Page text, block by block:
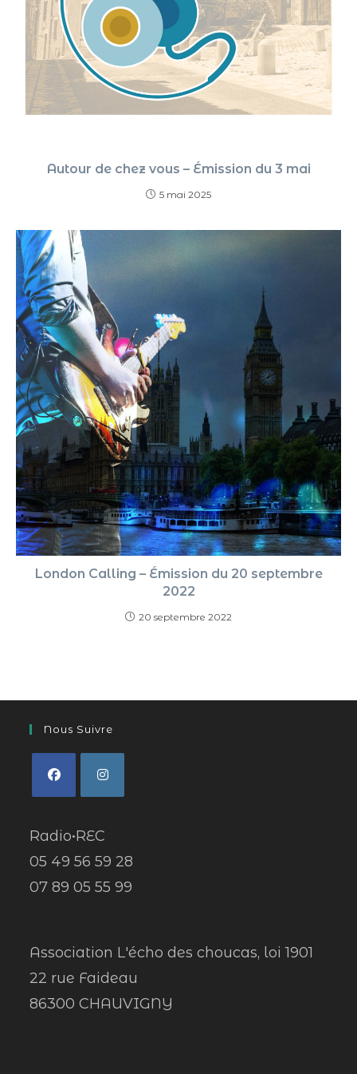
Autour de chez vous – Émission du 3 mai
5 mai 2025
London Calling – Émission du 20 septembre
2022
20 septembre 2022
Nous Suivre
Radio•REC
05 49 56 59 28
07 89 05 55 99
Association L'écho des choucas, loi 1901
22 rue Faideau
86300 CHAUVIGNY